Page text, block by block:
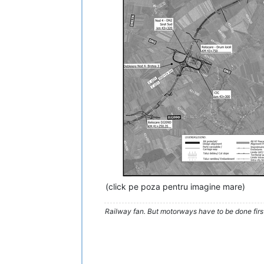
(click pe poza pentru imagine mare)
Railway fan. But motorways have to be done